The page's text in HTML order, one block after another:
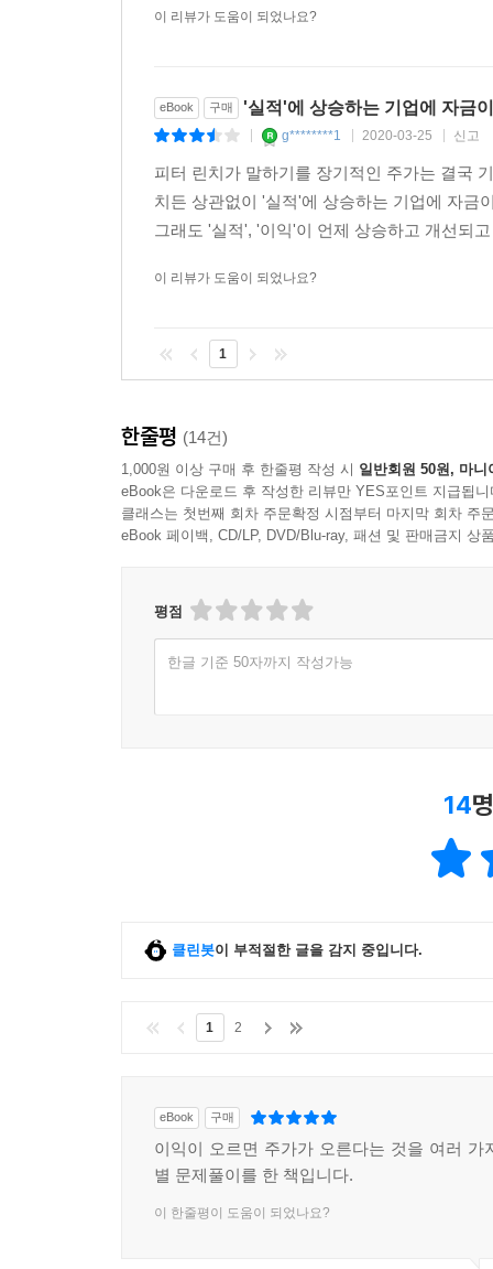
이 리뷰가 도움이 되었나요?
eBook 구매 '실적'에 상승하는 기업에 자금
g********1 2020-03-25 신고
피터 린치가 말하기를 장기적인 주가는 결국
치든 상관없이 '실적'에 상승하는 기업에 자금
그래도 '실적', '이익'이 언제 상승하고 개선되
이 리뷰가 도움이 되었나요?
1
한줄평 (14건)
1,000원 이상 구매 후 한줄평 작성 시 일반회원 50원, 마니
eBook은 다운로드 후 작성한 리뷰만 YES포인트 지급됩니
클래스는 첫번째 회차 주문확정 시점부터 마지막 회차 주
eBook 페이백, CD/LP, DVD/Blu-ray, 패션 및 판매금지 상
평점
한글 기준 50자까지 작성가능
14
클린봇이 부적절한 글을 감지 중입니다.
1 2
eBook 구매
이익이 오르면 주가가 오른다는 것을 여러 가
별 문제풀이를 한 책입니다.
이 한줄평이 도움이 되었나요?